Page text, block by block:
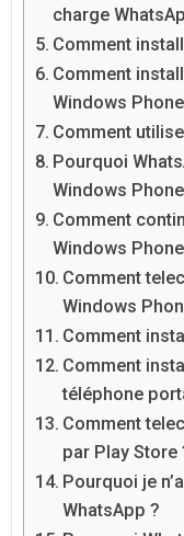
charge
Comment
Comment
Windows
Comment
Pourquoi
Windows
Comment
Windows
Comment
Windows
Comment
Comment
téléphone
Comment
par Play Store
Pourquoi je
WhatsApp ?